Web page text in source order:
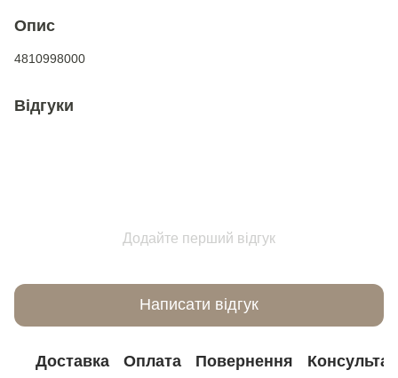
Опис
4810998000
Відгуки
Додайте перший відгук
Написати відгук
Доставка Оплата Повернення